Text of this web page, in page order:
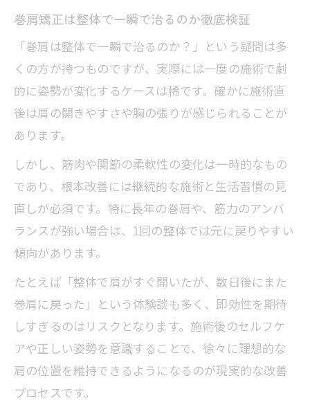
巻肩矯正は整体で一瞬で治るのか徹底検証
「巻肩は整体で一瞬で治るのか？」という疑問は多
くの方が持つものですが、実際には一度の施術で劇
的に姿勢が変化するケースは稀です。確かに施術直
後は肩の開きやすさや胸の張りが感じられることが
あります。
しかし、筋肉や関節の柔軟性の変化は一時的なもの
であり、根本改善には継続的な施術と生活習慣の見
直しが必須です。特に長年の巻肩や、筋力のアンバ
ランスが強い場合は、1回の整体では元に戻りやすい
傾向があります。
たとえば「整体で肩がすぐ開いたが、数日後にまた
巻肩に戻った」という体験談も多く、即効性を期待
しすぎるのはリスクとなります。施術後のセルフケ
アや正しい姿勢を意識することで、徐々に理想的な
肩の位置を維持できるようになるのが現実的な改善
プロセスです。